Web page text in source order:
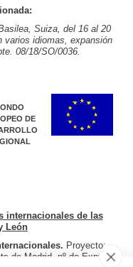
Suiza, del 16 al 20
varios idiomas, expansión
08/18/SO/0036.
DE
internacionales de las
León
Proyecto:
de Madrid. nº de Expte.